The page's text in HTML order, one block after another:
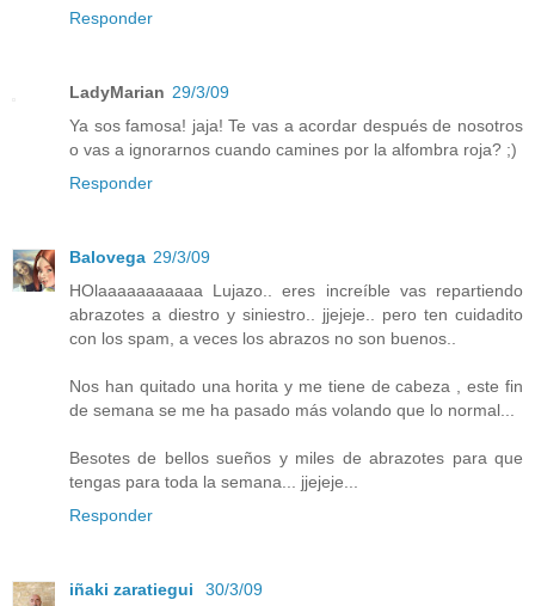
Responder
LadyMarian 29/3/09
Ya sos famosa! jaja! Te vas a acordar después de nosotros
o vas a ignorarnos cuando camines por la alfombra roja? ;)
Responder
Balovega 29/3/09
HOlaaaaaaaaaaa Lujazo.. eres increíble vas repartiendo
abrazotes a diestro y siniestro.. jjejeje.. pero ten cuidadito
con los spam, a veces los abrazos no son buenos..
Nos han quitado una horita y me tiene de cabeza , este fin
de semana se me ha pasado más volando que lo normal...
Besotes de bellos sueños y miles de abrazotes para que
tengas para toda la semana... jjejeje...
Responder
iñaki zaratiegui
30/3/09